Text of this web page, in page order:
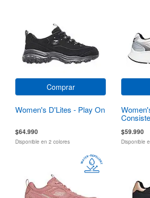
Comprar
Women's D'Lites - Play On
$64.990
Disponible en 2 colores
$59.990
Disponible